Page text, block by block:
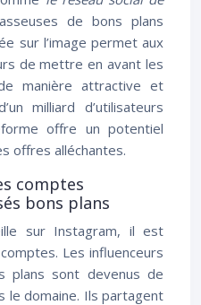
de bons plans
sur l’image permet aux
de mettre en avant les
manière attractive et
milliard d’utilisateurs
offre un potentiel
offres alléchantes.
comptes
bons plans
sur Instagram, il est
Les influenceurs
plans sont devenus de
le domaine. Ils partagent